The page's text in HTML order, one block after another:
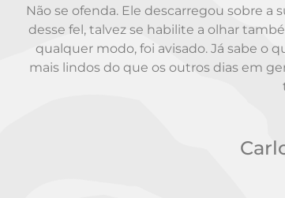
Não se ofenda. Ele descarregou sobre
desse fel, talvez se habilite a olhar
qualquer modo, foi avisado. Já sabe o
mais lindos do que os outros dias em